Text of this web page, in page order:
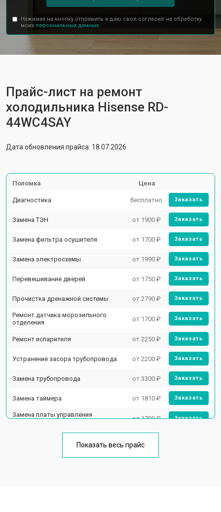
Нажимая на кнопку отправить я даю свое согласие на обработку
моих персональных данных.
Прайс-лист на ремонт
холодильника Hisense RD-
44WC4SAY
Дата обновления прайса: 18.07.2026
Поломка Цена
Диагностика бесплатно Заказать
Замена ТЭН от 1900 ₽ Заказать
Замена фильтра осушителя от 1700 ₽ Заказать
Замена электросхемы от 1990 ₽ Заказать
Перевешивание дверей от 1750 ₽ Заказать
Прочистка дренажной системы от 2790 ₽ Заказать
Ремонт датчика морозильного
отделения
от 1700 ₽ Заказать
Ремонт испарителя от 2250 ₽ Заказать
Устранение засора трубопровода от 2200 ₽ Заказать
Замена трубопровода от 3300 ₽ Заказать
Замена таймера от 1810 ₽ Заказать
Замена платы управления
от 1700 ₽ Заказать
Ремонт/замена датчика
Замена термостата от 1700 ₽
Показать весь прайс